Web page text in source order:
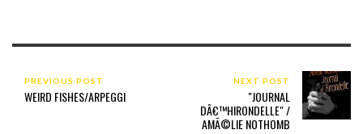
PREVIOUS POST
WEIRD FISHES/ARPEGGI
NEXT POST
"JOURNAL
DÂ€™HIRONDELLE" /
AMÃ©LIE NOTHOMB